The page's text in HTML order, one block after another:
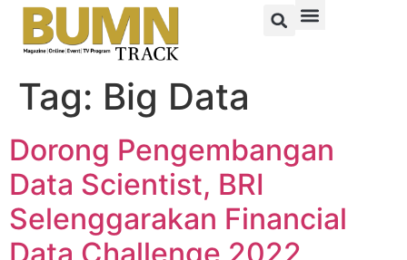
Tag: Big Data
Dorong Pengembangan
Data Scientist, BRI
Selenggarakan Financial